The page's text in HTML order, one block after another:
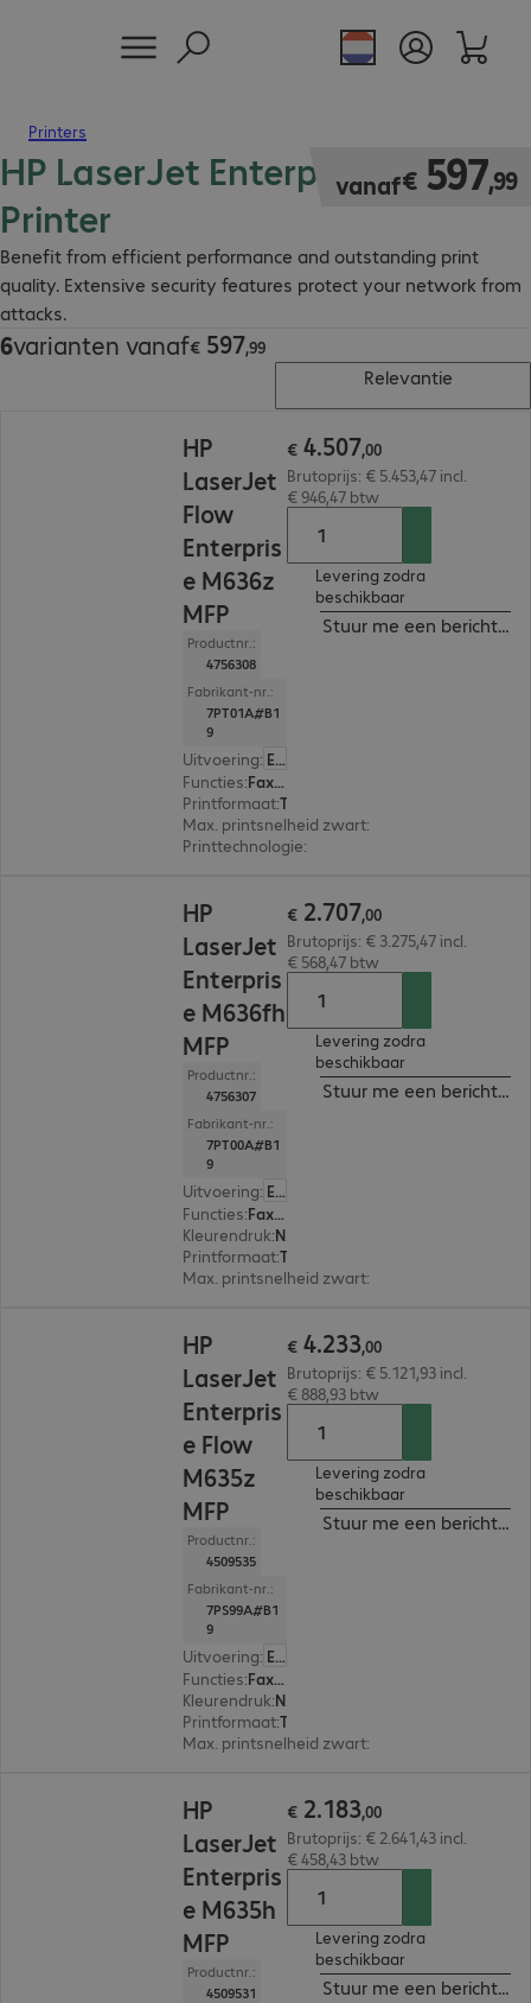
Printers
HP LaserJet Enterprise M600
Printer
Benefit from efficient performance and outstanding print
quality. Extensive security features protect your network from
attacks.
vanaf€ 597,99
€ 597,99
6varianten vanaf€ 597,99
€ 597,99
Relevantie
HP
LaserJet
Flow
Enterpris
e M636z
MFP
Productnr.:
4756308
Fabrikant-nr.:
7PT01A#B1
9
Uitvoering: Europa
Functies:
Fax, Copy, Print, Scan
Printformaat: Tot max. A4
Max. printsnelheid zwart:
Printtechnologie:
€ 4.507,00
Brutoprijs: € 5.453,47 incl.
€ 946,47 btw
Levering zodra
beschikbaar
Stuur me een bericht
HP
LaserJet
Enterpris
e M636fh
MFP
Productnr.:
4756307
Fabrikant-nr.:
7PT00A#B1
9
Uitvoering: Europa
Functies:
Fax, Copy, Print, Scan
Kleurendruk: Nee
Printformaat: Tot max. A4
Max. printsnelheid zwart:
€ 2.707,00
Brutoprijs: € 3.275,47 incl.
€ 568,47 btw
Levering zodra
beschikbaar
Stuur me een bericht
HP
LaserJet
Enterpris
e Flow
M635z
MFP
Productnr.:
4509535
Fabrikant-nr.:
7PS99A#B1
9
Uitvoering: Europa
Functies:
Fax, Copy, Print, Scan
Kleurendruk: Nee
Printformaat: Tot max. A4
Max. printsnelheid zwart:
€ 4.233,00
Brutoprijs: € 5.121,93 incl.
€ 888,93 btw
Levering zodra
beschikbaar
Stuur me een bericht
HP
LaserJet
Enterpris
e M635h
MFP
Productnr.:
4509531
€ 2.183,00
Brutoprijs: € 2.641,43 incl.
€ 458,43 btw
Levering zodra
beschikbaar
Stuur me een bericht